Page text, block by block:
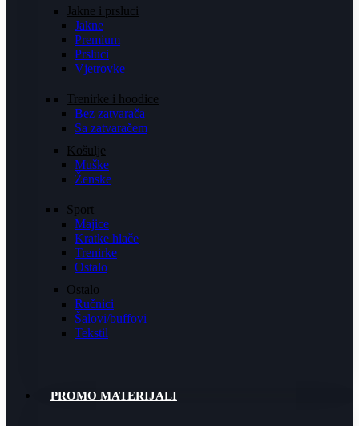
Jakne i prsluci
Jakne
Premium
Prsluci
Vjetrovke
Trenirke i hoodice
Bez zatvarača
Sa zatvaračem
Košulje
Muške
Ženske
Sport
Majice
Kratke hlače
Trenirke
Ostalo
Ostalo
Ručnici
Šalovi/buffovi
Tekstil
PROMO MATERIJALI